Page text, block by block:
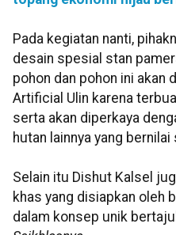
Pada kegiatan nanti,
desain spesial stan
pohon dan pohon ini akan
Artificial Ulin karena
serta akan diperkaya
hutan lainnya yang
Selain itu Dishut Kalsel
khas yang disiapkan oleh
dalam konsep unik